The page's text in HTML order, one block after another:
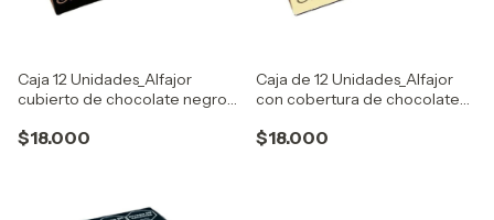
Caja 12 Unidades_Alfajor
cubierto de chocolate negro
$18.000
Caja de 12 Unidades_Alfajor
con cobertura de chocolate
leche
$18.000